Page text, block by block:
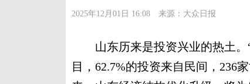
2025年12月01日 16:08 来源：大众日报
山东历来是投资兴业的热土。“
目，62.7%的投资来自民间，236